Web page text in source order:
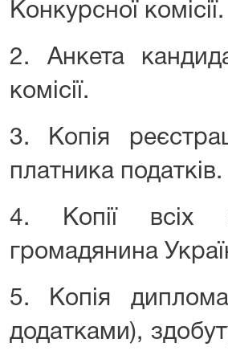
Конкурсної комісії.
2. Анкета
комісії.
3. Копія
платника податків.
4. Копії всіх
громадянина
5. Копія
додатками),